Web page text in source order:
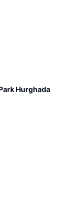
Hurghada